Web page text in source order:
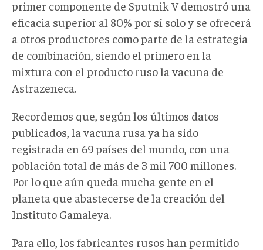
primer componente de Sputnik V demostró una
eficacia superior al 80% por sí solo y se ofrecerá
a otros productores como parte de la estrategia
de combinación, siendo el primero en la
mixtura con el producto ruso la vacuna de
Astrazeneca.
Recordemos que, según los últimos datos
publicados, la vacuna rusa ya ha sido
registrada en 69 países del mundo, con una
población total de más de 3 mil 700 millones.
Por lo que aún queda mucha gente en el
planeta que abastecerse de la creación del
Instituto Gamaleya.
Para ello, los fabricantes rusos han permitido